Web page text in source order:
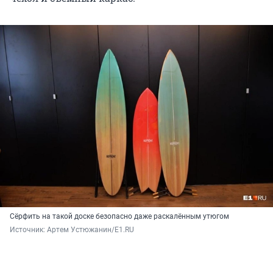
Сёрфить на такой доске безопасно даже раскалённым утюгом
Источник: Артем Устюжанин/E1.RU